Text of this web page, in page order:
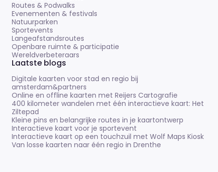
Routes & Podwalks
Evenementen & festivals
Natuurparken
Sportevents
Langeafstandsroutes
Openbare ruimte & participatie
Wereldverbeteraars
Laatste blogs
Digitale kaarten voor stad en regio bij
amsterdam&partners
Online en offline kaarten met Reijers Cartografie
400 kilometer wandelen met één interactieve kaart: Het
Ziltepad
Kleine pins en belangrijke routes in je kaartontwerp
Interactieve kaart voor je sportevent
Interactieve kaart op een touchzuil met Wolf Maps Kiosk
Van losse kaarten naar één regio in Drenthe